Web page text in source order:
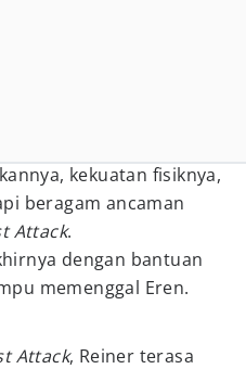
kekuatan fisiknya,
beragam ancaman
Attack.
dengan bantuan
memenggal Eren.
Attack, Reiner terasa